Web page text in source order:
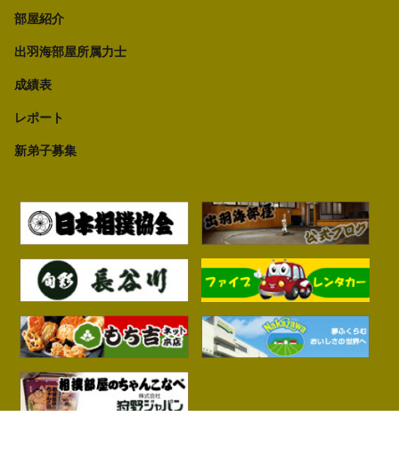
部屋紹介
出羽海部屋所属力士
成績表
レポート
新弟子募集